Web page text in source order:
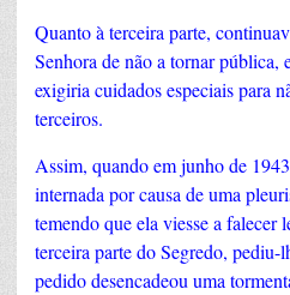
Quanto à terceira parte,
Senhora de não a tornar pública,
exigiria cuidados especiais para
terceiros.
Assim, quando em junho de
internada por causa de uma
temendo que ela viesse a falecer
terceira parte do Segredo, pediu-
pedido desencadeou uma